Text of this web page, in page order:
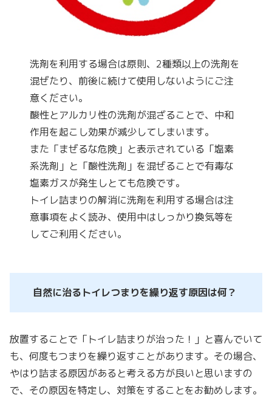
洗剤を利用する場合は原則、2種類以上の洗剤を
混ぜたり、前後に続けて使用しないようにご注
意ください。
酸性とアルカリ性の洗剤が混ざることで、中和
作用を起こし効果が減少してしまいます。
また「まぜるな危険」と表示されている「塩素
系洗剤」と「酸性洗剤」を混ぜることで有毒な
塩素ガスが発生しとても危険です。
トイレ詰まりの解消に洗剤を利用する場合は注
意事項をよく読み、使用中はしっかり換気等を
してご利用ください。
自然に治るトイレつまりを繰り返す原因は何？
放置することで「トイレ詰まりが治った！」と喜んでいて
も、何度もつまりを繰り返すことがあります。その場合、
やはり詰まる原因があると考える方が良いと思いますの
で、その原因を特定し、対策をすることをお勧めします。